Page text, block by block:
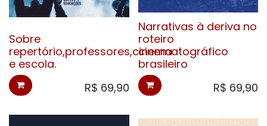
Sobre
repertório,professores,cinema
e escola.
R$ 69,90
Narrativas à deriva no
roteiro
cinematográfico
brasileiro
R$ 69,90